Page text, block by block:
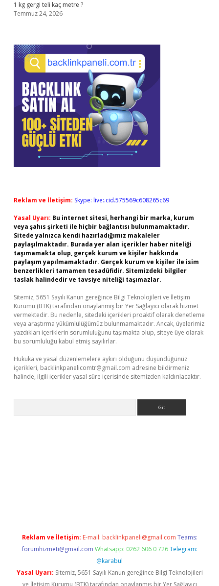
1 kg gergi teli kaç metre ?
Temmuz 24, 2026
Reklam ve İletişim: Skype: live:.cid.575569c608265c69
Yasal Uyarı: Bu internet sitesi, herhangi bir marka, kurum
veya şahıs şirketi ile hiçbir bağlantısı bulunmamaktadır.
Sitede yalnızca kendi hazırladığımız makaleler
paylaşılmaktadır. Burada yer alan içerikler haber niteliği
taşımamakta olup, gerçek kurum ve kişiler hakkında
paylaşım yapılmamaktadır. Gerçek kurum ve kişiler ile isim
benzerlikleri tamamen tesadüfidir. Sitemizdeki bilgiler
taslak halindedir ve tavsiye niteliği taşımazlar.
Sitemiz, 5651 Sayılı Kanun gereğince Bilgi Teknolojileri ve İletişim
Kurumu (BTK) tarafından onaylanmış bir Yer Sağlayıcı olarak hizmet
vermektedir. Bu nedenle, sitedeki içerikleri proaktif olarak denetleme
veya araştırma yükümlülüğümüz bulunmamaktadır. Ancak, üyelerimiz
yazdıkları içeriklerin sorumluluğunu taşımakta olup, siteye üye olarak
bu sorumluluğu kabul etmiş sayılırlar.
Hukuka ve yasal düzenlemelere aykırı olduğunu düşündüğünüz
içerikleri, backlinkpanelicomtr@gmail.com adresine bildirmeniz
halinde, ilgili içerikler yasal süre içerisinde sitemizden kaldırılacaktır.
Reklam ve İletişim: E-mail: backlinkpaneli@gmail.com Teams:
forumhizmeti@gmail.com Whatsapp: 0262 606 0 726 Telegram:
@karabul
Yasal Uyarı: Sitemiz, 5651 Sayılı Kanun gereğince Bilgi Teknolojileri
ve İletişim Kurumu (BTK) tarafından onaylanmış bir Yer Sağlayıcı